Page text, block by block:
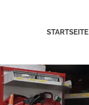
STARTSEITE